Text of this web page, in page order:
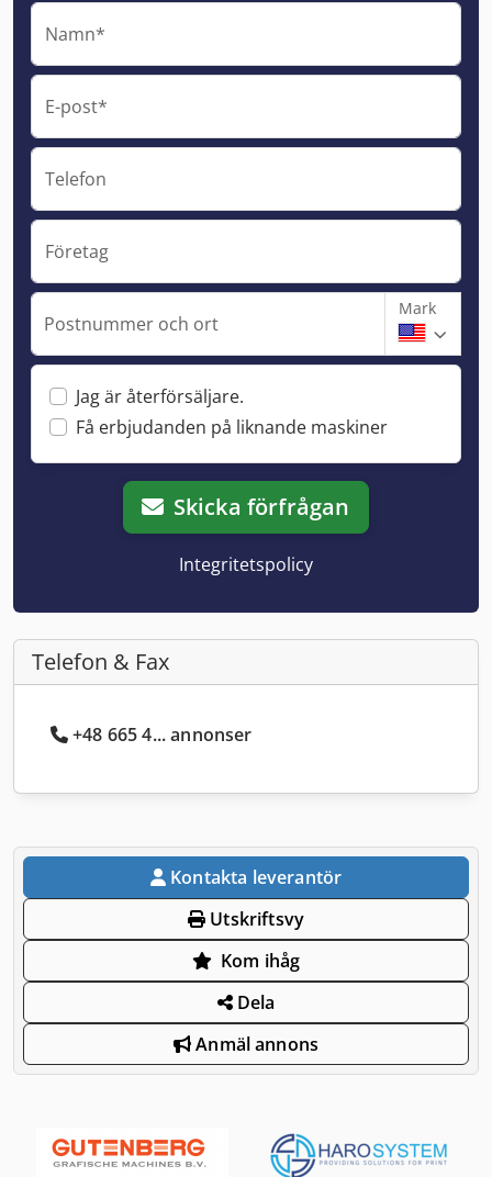
Namn*
E-post*
Telefon
Företag
Postnummer och ort
Mark
Jag är återförsäljare.
Få erbjudanden på liknande maskiner
Skicka förfrågan
Integritetspolicy
Telefon & Fax
+48 665 4... annonser
Kontakta leverantör
Utskriftsvy
Kom ihåg
Dela
Anmäl annons